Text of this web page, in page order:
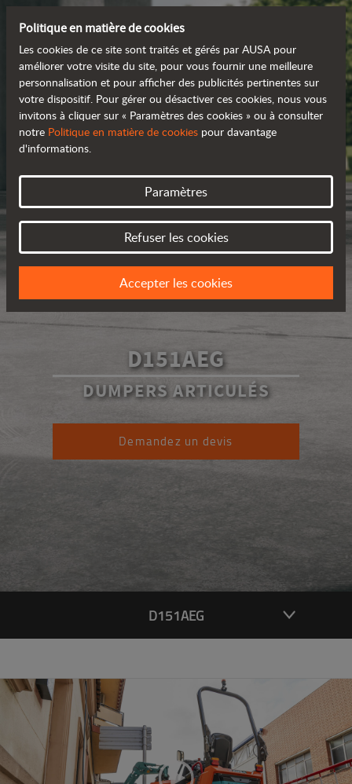
D151AEG
DUMPERS ARTICULÉS
Demandez un devis
D151AEG
Politique en matière de cookies
Les cookies de ce site sont traités et gérés par AUSA pour
améliorer votre visite du site, pour vous fournir une meilleure
personnalisation et pour afficher des publicités pertinentes sur
votre dispositif. Pour gérer ou désactiver ces cookies, nous vous
invitons à cliquer sur « Paramètres des cookies » ou à consulter
notre Politique en matière de cookies pour davantage
d'informations.
Paramètres
Refuser les cookies
Accepter les cookies